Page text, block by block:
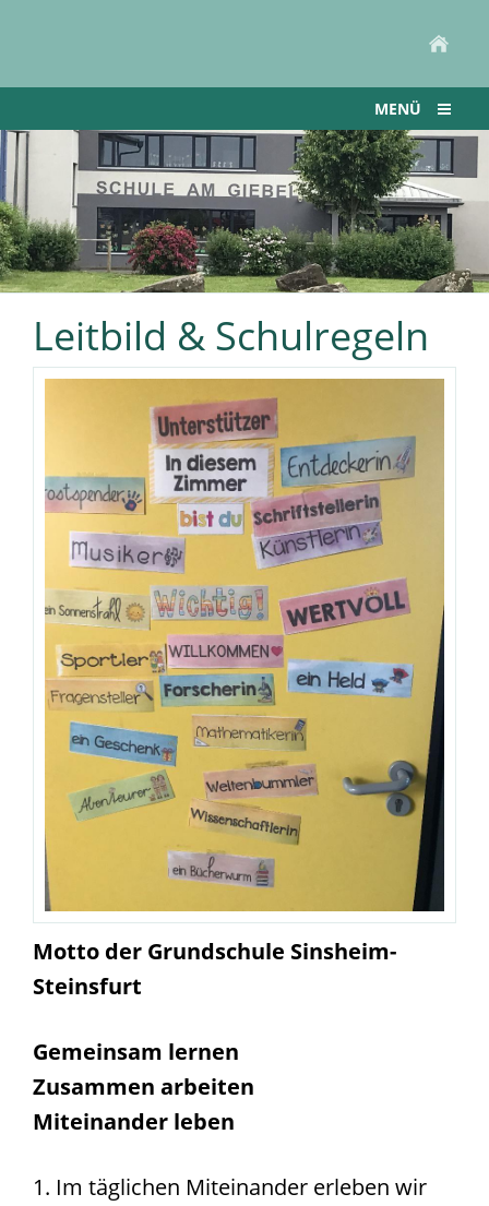
MENÜ
Leitbild & Schulregeln
Motto der Grundschule Sinsheim-
Steinsfurt
Gemeinsam lernen
Zusammen arbeiten
Miteinander leben
1. Im täglichen Miteinander erleben wir